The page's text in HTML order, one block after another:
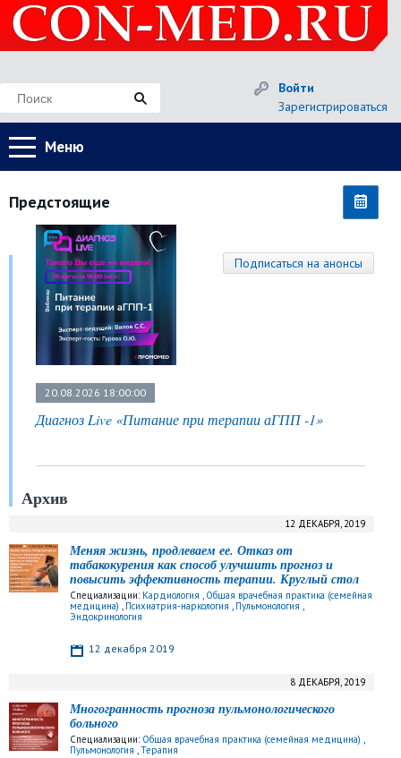
Войти
Зарегистрироваться
Меню
Предстоящие
20.08.2026 18:00:00
Диагноз Live «Питание при терапии аГПП -1»
Подписаться на анонсы
Архив
12 ДЕКАБРЯ, 2019
Меняя жизнь, продлеваем ее. Отказ от
табакокурения как способ улучшить прогноз и
повысить эффективность терапии. Круглый стол
Специализации: Кардиология , Общая врачебная практика (семейная
медицина) , Психиатрия-наркология , Пульмонология ,
Эндокринология
12 декабря 2019
8 ДЕКАБРЯ, 2019
Многогранность прогноза пульмонологического
больного
Специализации: Общая врачебная практика (семейная медицина) ,
Пульмонология ,Терапия